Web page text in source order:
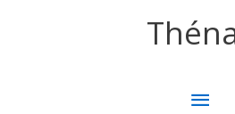
MENU